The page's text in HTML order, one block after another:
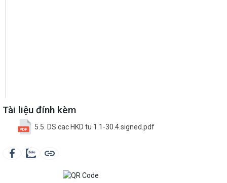
Tài liệu đính kèm
5.5. DS cac HKD tu 1.1-30.4.signed.pdf